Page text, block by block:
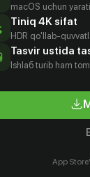
16+
macOS uchun
Tiniq 4K sifat
HDR qo'llab-
Tasvir ustida
Ishlаб turib ham
App